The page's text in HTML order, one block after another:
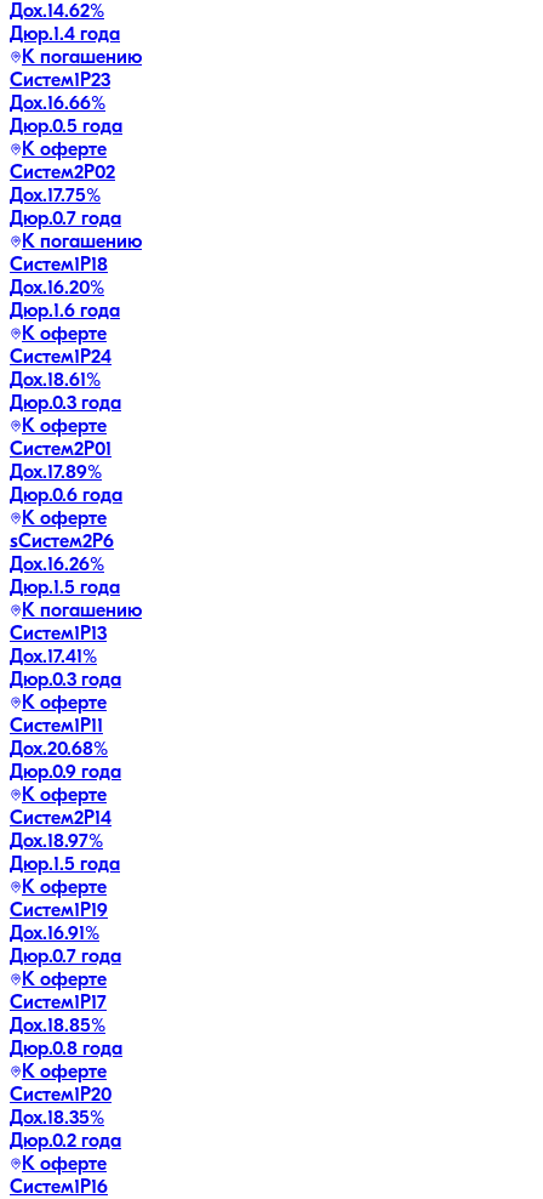
Дох.14.62%
Дюр.1.4 года
К погашению
Систем1P23
Дох.16.66%
Дюр.0.5 года
К оферте
Систем2P02
Дох.17.75%
Дюр.0.7 года
К погашению
Систем1P18
Дох.16.20%
Дюр.1.6 года
К оферте
Систем1P24
Дох.18.61%
Дюр.0.3 года
К оферте
Систем2P01
Дох.17.89%
Дюр.0.6 года
К оферте
sСистем2P6
Дох.16.26%
Дюр.1.5 года
К погашению
Систем1P13
Дох.17.41%
Дюр.0.3 года
К оферте
Систем1P11
Дох.20.68%
Дюр.0.9 года
К оферте
Систем2P14
Дох.18.97%
Дюр.1.5 года
К оферте
Систем1P19
Дох.16.91%
Дюр.0.7 года
К оферте
Систем1P17
Дох.18.85%
Дюр.0.8 года
К оферте
Систем1P20
Дох.18.35%
Дюр.0.2 года
К оферте
Систем1P16